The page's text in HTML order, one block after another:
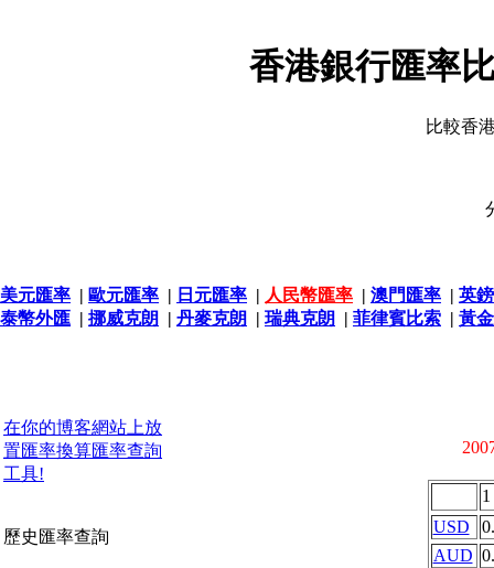
香港銀行匯率
比較香
美元匯率 | 歐元匯率 | 日元匯率 | 人民幣匯率 | 澳門匯率 | 英
泰幣外匯 | 挪威克朗 | 丹麥克朗 | 瑞典克朗 | 菲律賓比索 | 黃
在你的博客網站上放
置匯率換算匯率查詢
工具!
歷史匯率查詢
1
USD
AUD